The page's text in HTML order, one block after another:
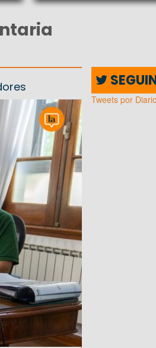
Tweets por